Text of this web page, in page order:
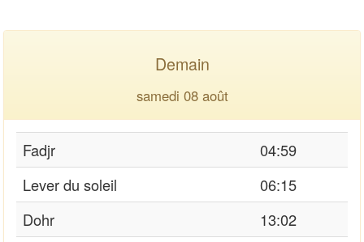
Demain
samedi 08 août
Fadjr
04:59
Lever du soleil
06:15
Dohr
13:02